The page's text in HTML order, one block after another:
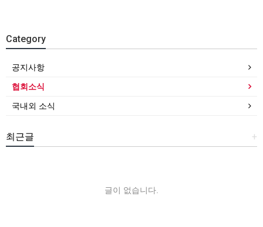
Category
공지사항
협회소식
국내외 소식
+
최근글
글이 없습니다.